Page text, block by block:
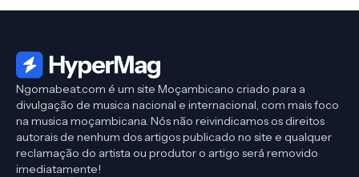
Ngomabeat.com é um site Moçambicano criado para a
divulgação de musica nacional e internacional, com mais foco
na musica moçambicana. Nós não reivindicamos os direitos
autorais de nenhum dos artigos publicado no site e qualquer
reclamação do artista ou produtor o artigo será removido
imediatamente!